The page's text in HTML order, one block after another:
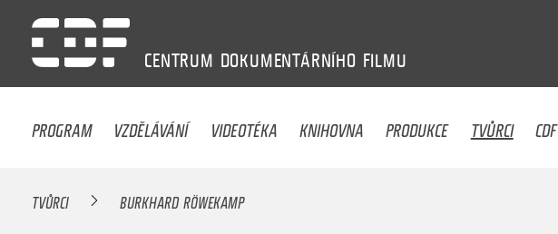
CENTRUM DOKUMENTÁRNÍHO FILMU
PROGRAM VZDĚLÁVÁNÍ VIDEOTÉKA KNIHOVNA PRODUKCE TVŮRCI
TVŮRCI BURKHARD RÖWEKAMP